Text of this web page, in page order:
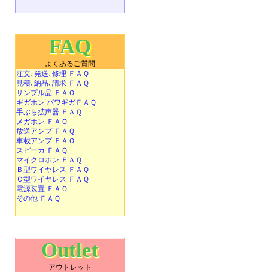
FAQ
よくあるご質問
注文､発送､修理 ＦＡＱ
見積､納品､請求 ＦＡＱ
サンプル品 ＦＡＱ
ギガホン パワギガＦＡＱ
手ぶら拡声器 ＦＡＱ
メガホン ＦＡＱ
放送アンプ ＦＡＱ
車載アンプ ＦＡＱ
スピーカ ＦＡＱ
マイクロホン ＦＡＱ
Ｂ型ワイヤレス ＦＡＱ
Ｃ型ワイヤレス ＦＡＱ
電源装置 ＦＡＱ
その他 ＦＡＱ
Outlet
アウトレット